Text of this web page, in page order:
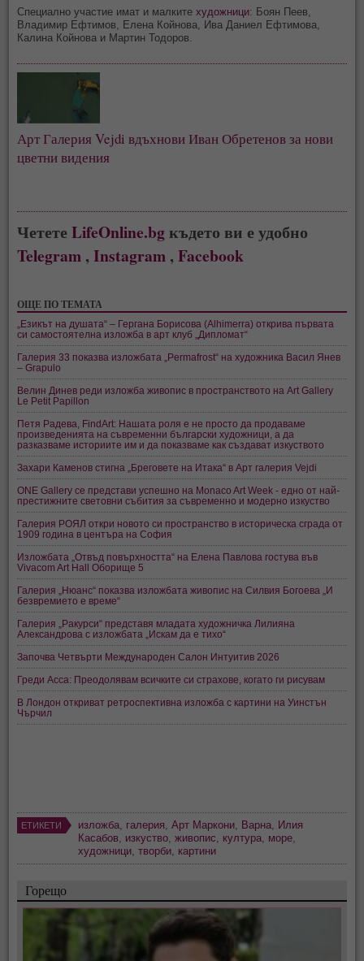
Специално участие имат и малкитехудожници: Боян Пеев,
Владимир Ефтимов, Елена Койнова, Ива Даниел Ефтимова,
Калина Койнова и Мартин Тодоров.
Арт Галерия Vejdi вдъхнови Иван Обретенов за нови
цветни видения
ЧететеLifeOnline.bgкъдето ви е удобно
Telegram ,Instagram ,Facebook
ОЩЕ ПО ТЕМАТА
„Езикът на душата“ – Гергана Борисова (Alhimerra) открива първата
си самостоятелна изложба в арт клуб „Дипломат“
Галерия 33 показва изложбата „Permafrost“ на художника Васил Янев
– Grapulo
Велин Динев реди изложба живопис в пространството на Art Gallery
Le Petit Papillon
Петя Радева, FindArt: Нашата роля е не просто да продаваме
произведенията на съвременни български художници, а да
разказваме историите им и да показваме как създават изкуството
Захари Каменов стигна „Бреговете на Итака“ в Арт галерия Vejdi
ONE Gallery се представи успешно на Monaco Art Week - едно от най-
престижните световни събития за съвременно и модерно изкуство
Галерия РОЯЛ откри новото си пространство в историческа сграда от
1909 година в центъра на София
Изложбата „Отвъд повърхността“ на Елена Павлова гостува във
Vivacom Art Hall Оборище 5
Галерия „Нюанс“ показва изложбата живопис на Силвия Богоева „И
безвремието е време“
Галерия „Ракурси“ представя младата художничка Лилияна
Александрова с изложбата „Искам да е тихо“
Започва Четвърти Международен Салон Интуитив 2026
Греди Асса: Преодолявам всичките си страхове, когато ги рисувам
В Лондон откриват ретроспективна изложба с картини на Уинстън
Чърчил
ЕТИКЕТИ изложба галерия ,Арт Маркони Варна Илия
Касабов
изкуство ,живопис култура море
художници ,творби картини
Горещо